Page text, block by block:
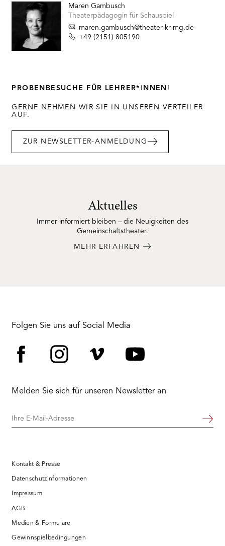
Maren Gambusch
Theaterpädagogin für Schauspiel
maren.gambusch@theater-kr-mg.de
+49 (2151) 805190
PROBENBESUCHE FÜR LEHRER* NNEN !
GERNE NEHMEN WIR SIE IN UNSEREN VERTEILER
AUF.
ZUR NEWSLETTER-ANMELDUNG
Aktuelles
Immer informiert bleiben – die Neuigkeiten des
Gemeinschaftstheater.
MEHR ERFAHREN
Folgen Sie uns auf Social Media
Melden Sie sich für unseren Newsletter an
Ihre
Weiter
Kontakt & Presse
Datenschutzinformationen
Impressum
AGB
Medien & Formulare
Gewinnspielbedingungen